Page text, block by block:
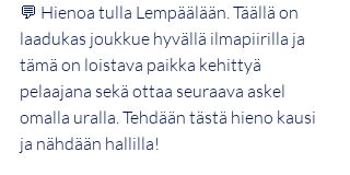
💬 Hienoa tulla Lempäälään. Täällä on
laadukas joukkue hyvällä ilmapiirilla ja
tämä on loistava paikka kehittyä
pelaajana sekä ottaa seuraava askel
omalla uralla. Tehdään tästä hieno kausi
ja nähdään hallilla!